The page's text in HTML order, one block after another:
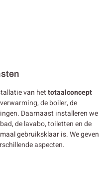
van hettotaalconcept
de boiler, de
Daarnaast installeren we
de lavabo, toiletten en de
gebruiksklaar is. We geven
aspecten.